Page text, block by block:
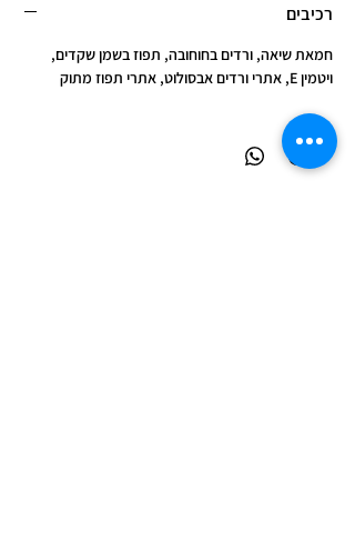
רכיבים
חמאת שיאה, ורדים בחוחובה, תפוז בשמן שקדים,
ויטמין E, אתרי ורדים אבסולוט, אתרי תפוז מתוק